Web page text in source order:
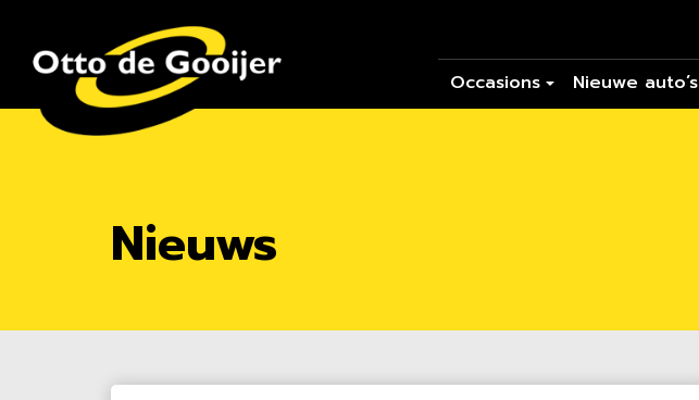
Occasions Nieuwe auto’s
Nieuws